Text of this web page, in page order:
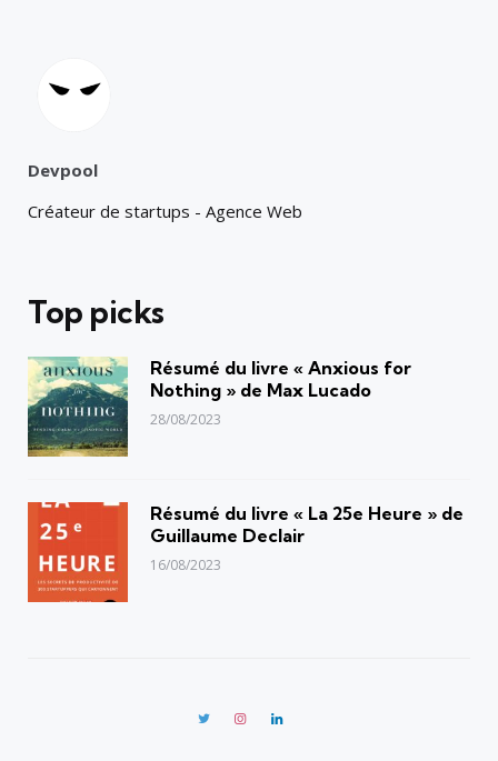
Devpool
Créateur de startups - Agence Web
Top picks
Résumé du livre « Anxious for
Nothing » de Max Lucado
28/08/2023
Résumé du livre « La 25e Heure » de
Guillaume Declair
16/08/2023